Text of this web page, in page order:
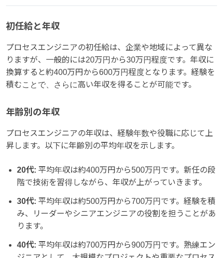
初任給と年収
プロセスエンジニアの初任給は、企業や地域によって異な
りますが、一般的には20万円から30万円程度です。年収に
換算すると約400万円から600万円程度となります。経験を
積むことで、さらに高い年収を得ることが可能です。
年齢別の年収
プロセスエンジニアの年収は、経験年数や役職に応じて上
昇します。以下に年齢別の平均年収を示します。
20代: 平均年収は約400万円から500万円です。新任の段
階で技術を習得しながら、年収が上がっていきます。
30代: 平均年収は約500万円から700万円です。経験を積
み、リーダーやシニアエンジニアの役割を担うことがあ
ります。
40代: 平均年収は約700万円から900万円です。熟練エン